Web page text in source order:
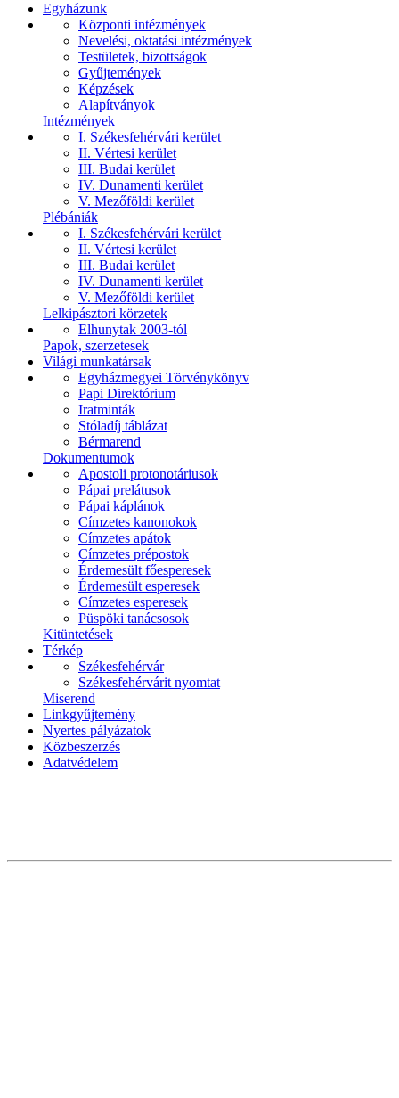
Egyházunk
Központi intézmények
Nevelési, oktatási intézmények
Testületek, bizottságok
Gyűjtemények
Képzések
Alapítványok
Intézmények
I. Székesfehérvári kerület
II. Vértesi kerület
III. Budai kerület
IV. Dunamenti kerület
V. Mezőföldi kerület
Plébániák
I. Székesfehérvári kerület
II. Vértesi kerület
III. Budai kerület
IV. Dunamenti kerület
V. Mezőföldi kerület
Lelkipásztori körzetek
Elhunytak 2003-tól
Papok, szerzetesek
Világi munkatársak
Egyházmegyei Törvénykönyv
Papi Direktórium
Iratminták
Stóladíj táblázat
Bérmarend
Dokumentumok
Apostoli protonotáriusok
Pápai prelátusok
Pápai káplánok
Címzetes kanonokok
Címzetes apátok
Címzetes prépostok
Érdemesült főesperesek
Érdemesült esperesek
Címzetes esperesek
Püspöki tanácsosok
Kitüntetések
Térkép
Székesfehérvár
Székesfehérvárit nyomtat
Miserend
Linkgyűjtemény
Nyertes pályázatok
Közbeszerzés
Adatvédelem